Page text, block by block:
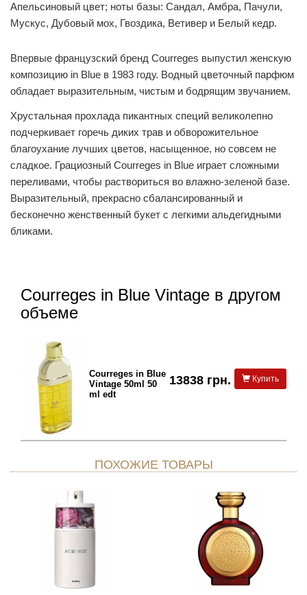
Апельсиновый цвет; ноты базы: Сандал, Амбра, Пачули,
Мускус, Дубовый мох, Гвоздика, Ветивер и Белый кедр.
Впервые французский бренд Courreges выпустил женскую
композицию in Blue в 1983 году. Водный цветочный парфюм
обладает выразительным, чистым и бодрящим звучанием.
Хрустальная прохлада пикантных специй великолепно
подчеркивает горечь диких трав и обворожительное
благоухание лучших цветов, насыщенное, но совсем не
сладкое. Грациозный Courreges in Blue играет сложными
переливами, чтобы раствориться во влажно-зеленой базе.
Выразительный, прекрасно сбалансированный и
бесконечно женственный букет с легкими альдегидными
бликами.
Courreges in Blue Vintage в другом
объеме
Courreges in Blue
Vintage 50ml 50
ml edt
13838 грн. Купить
ПОХОЖИЕ ТОВАРЫ